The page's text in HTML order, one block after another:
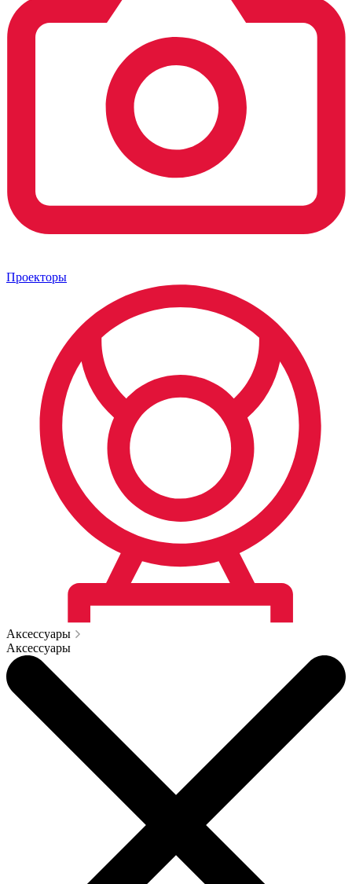
Проекторы
Аксессуары
Аксессуары